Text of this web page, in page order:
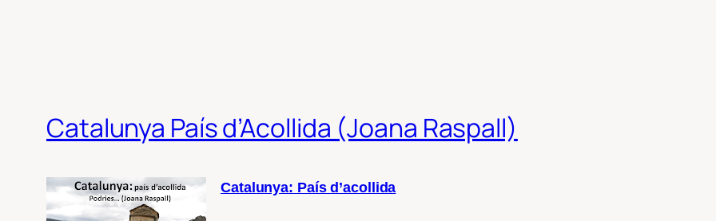
Catalunya País d’Acollida (Joana Raspall)
Catalunya: País d’acollida